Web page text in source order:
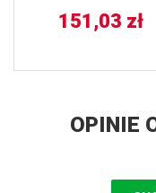
151,03 zł
OPINIE